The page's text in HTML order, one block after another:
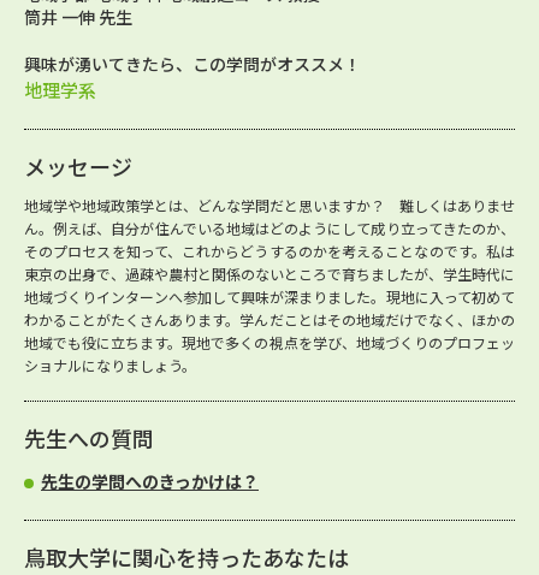
筒井 一伸 先生
興味が湧いてきたら、この学問がオススメ！
地理学系
メッセージ
地域学や地域政策学とは、どんな学問だと思いますか？ 難しくはありませ
ん。例えば、自分が住んでいる地域はどのようにして成り立ってきたのか、
そのプロセスを知って、これからどうするのかを考えることなのです。私は
東京の出身で、過疎や農村と関係のないところで育ちましたが、学生時代に
地域づくりインターンへ参加して興味が深まりました。現地に入って初めて
わかることがたくさんあります。学んだことはその地域だけでなく、ほかの
地域でも役に立ちます。現地で多くの視点を学び、地域づくりのプロフェッ
ショナルになりましょう。
先生への質問
先生の学問へのきっかけは？
鳥取大学に関心を持ったあなたは